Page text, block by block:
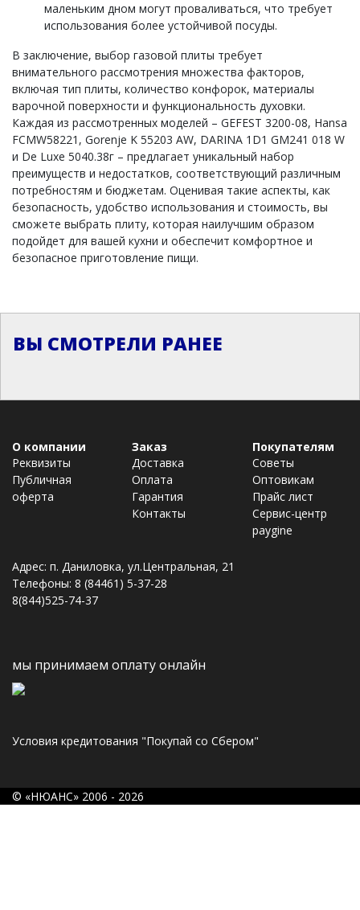
маленьким дном могут проваливаться, что требует
использования более устойчивой посуды.
В заключение, выбор газовой плиты требует
внимательного рассмотрения множества факторов,
включая тип плиты, количество конфорок, материалы
варочной поверхности и функциональность духовки.
Каждая из рассмотренных моделей – GEFEST 3200-08, Hansa
FCMW58221, Gorenje K 55203 AW, DARINA 1D1 GM241 018 W
и De Luxe 5040.38г – предлагает уникальный набор
преимуществ и недостатков, соответствующий различным
потребностям и бюджетам. Оценивая такие аспекты, как
безопасность, удобство использования и стоимость, вы
сможете выбрать плиту, которая наилучшим образом
подойдет для вашей кухни и обеспечит комфортное и
безопасное приготовление пищи.
ВЫ СМОТРЕЛИ РАНЕЕ
О компании
Реквизиты
Публичная
оферта
Заказ
Доставка
Оплата
Гарантия
Контакты
Покупателям
Советы
Оптовикам
Прайс лист
Сервис-центр
paygine
Адрес: п. Даниловка, ул.Центральная, 21
Телефоны: 8 (84461) 5-37-28
8(844)525-74-37
мы принимаем оплату онлайн
Условия кредитования "Покупай со Сбером"
© «НЮАНС» 2006 - 2026